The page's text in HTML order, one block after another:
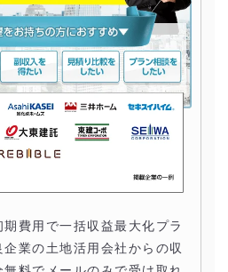
費用で一括収益最大化プラ
業の土地活用会社からの収